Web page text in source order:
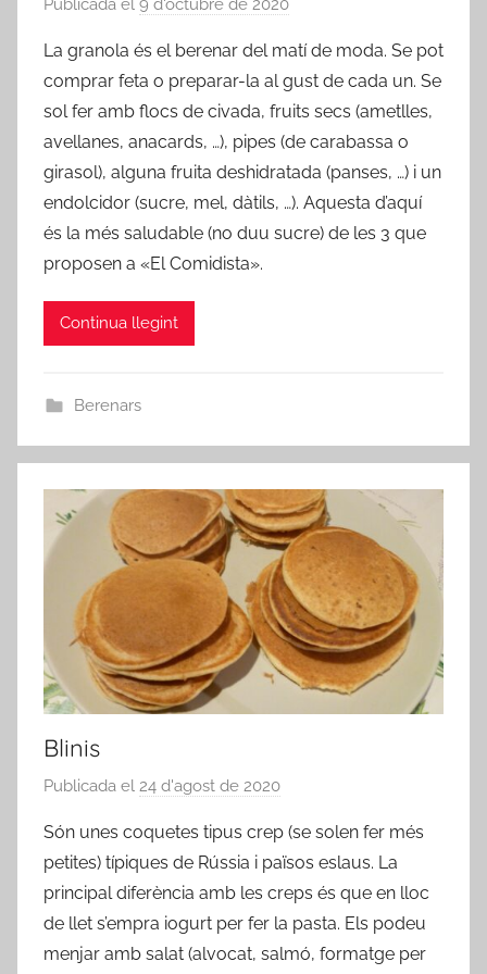
Publicada el 9 d'octubre de 2020
r
a
d
m
i
n
La granola és el berenar del matí de moda. Se pot
comprar feta o preparar-la al gust de cada un. Se
sol fer amb flocs de civada, fruits secs (ametlles,
avellanes, anacards, …), pipes (de carabassa o
girasol), alguna fruita deshidratada (panses, …) i un
endolcidor (sucre, mel, dàtils, …). Aquesta d’aquí
és la més saludable (no duu sucre) de les 3 que
proposen a «El Comidista».
Continua llegint
Berenars
Blinis
Publicada el 24 d'agost de 2020
r
a
d
m
i
Són unes coquetes tipus crep (se solen fer més
petites) típiques de Rússia i països eslaus. La
principal diferència amb les creps és que en lloc
de llet s’empra iogurt per fer la pasta. Els podeu
menjar amb salat (alvocat, salmó, formatge per